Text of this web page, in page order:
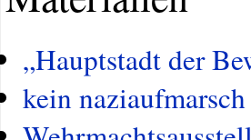
„Hauptstadt der
kein naziaufmarsch